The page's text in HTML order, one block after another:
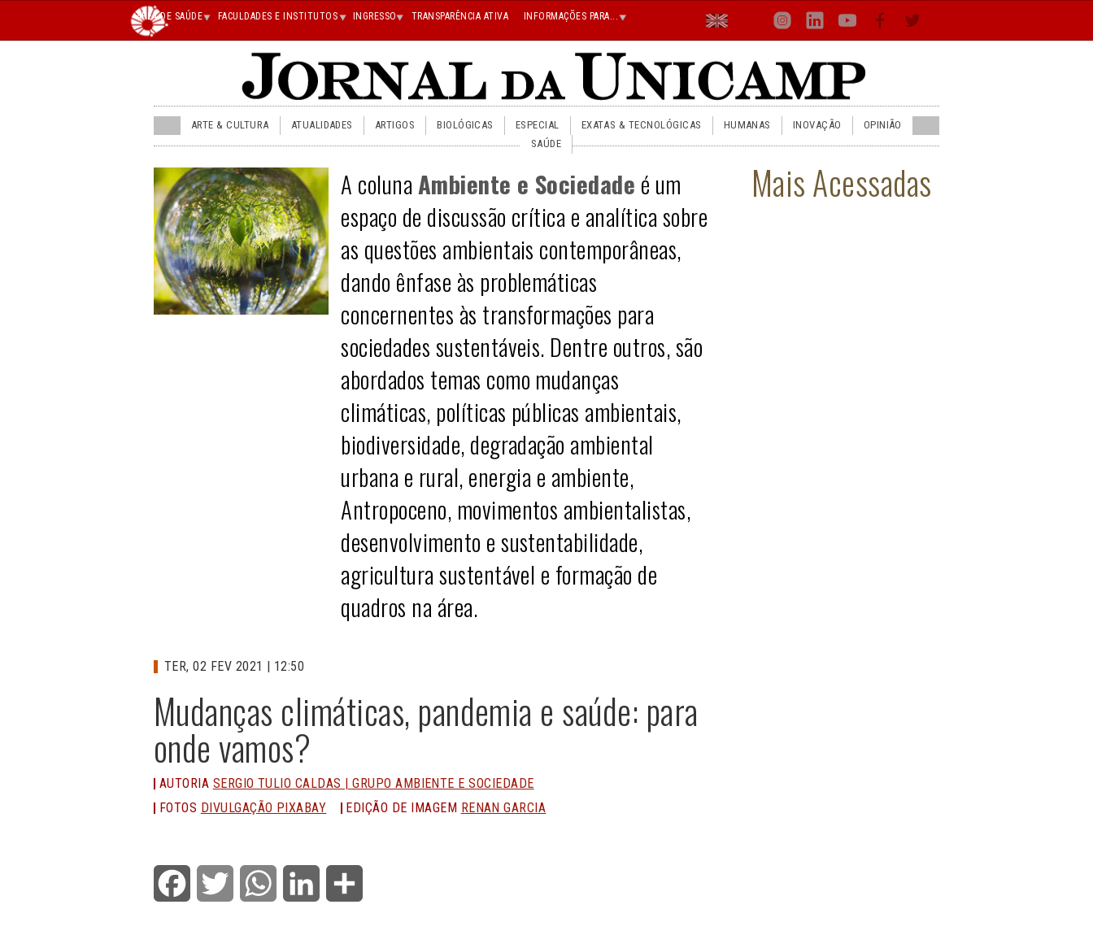
Main
superior
ÁREA DE SAÚDE FACULDADES E INSTITUTOS INGRESSO TRANSPARÊNCIA ATIVA INFORMAÇÕES PARA... Menu
Superior
Direito
En Inst Lin You Face Twit
JU
menu
superior
ARTE & CULTURA ATUALIDADES ARTIGOS BIOLÓGICAS ESPECIAL EXATAS & TECNOLÓGICAS HUMANAS INOVAÇÃO
OPINIÃO
SAÚDE
A coluna Ambiente e Sociedade é um
espaço de discussão crítica e analítica sobre
as questões ambientais contemporâneas,
dando ênfase às problemáticas
concernentes às transformações para
sociedades sustentáveis. Dentre outros, são
abordados temas como mudanças
climáticas, políticas públicas ambientais,
biodiversidade, degradação ambiental
urbana e rural, energia e ambiente,
Antropoceno, movimentos ambientalistas,
desenvolvimento e sustentabilidade,
agricultura sustentável e formação de
quadros na área.
Mudanças climáticas, pandemia e saúde: para
onde vamos?
TER, 02 FEV 2021 | 12:50
AUTORIA SERGIO TULIO CALDAS | GRUPO AMBIENTE E SOCIEDADE
FOTOS DIVULGAÇÃO PIXABAY EDIÇÃO DE IMAGEM RENAN GARCIA
Facebook Twitter WhatsApp LinkedIn
Mais Acessadas